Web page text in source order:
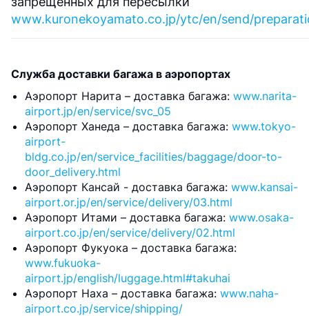
www.kuronekoyamato.co.jp/ytc/en/send/
Служба доставки багажа в аэропортах
Аэропорт Нарита – доставка багажа: www.narita-
airport.jp/en/service/svc_05
Аэропорт Ханеда – доставка багажа: www.tokyo-
airport-
bldg.co.jp/en/service_facilities/baggage/door-to-
door_delivery.html
Аэропорт Кансай - доставка багажа: www.kansai-
airport.or.jp/en/service/delivery/03.html
Аэропорт Итами – доставка багажа: www.osaka-
airport.co.jp/en/service/delivery/02.html
Аэропорт Фукуока – доставка багажа:
www.fukuoka-
airport.jp/english/luggage.html#takuhai
Аэропорт Наха – доставка багажа: www.naha-
airport.co.jp/service/shipping/